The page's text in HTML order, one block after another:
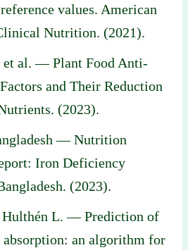
values. American
Nutrition. (2021).
et al. — Plant Food Anti-
and Their Reduction
(2023).
— Nutrition
Iron Deficiency
(2023).
L. — Prediction of
an algorithm for